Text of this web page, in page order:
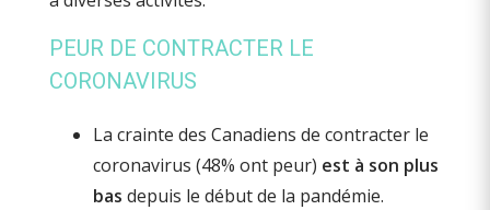
PEUR DE CONTRACTER LE
CORONAVIRUS
La crainte des Canadiens de contracter le
coronavirus (48% ont peur) est à son plus
bas depuis le début de la pandémie.